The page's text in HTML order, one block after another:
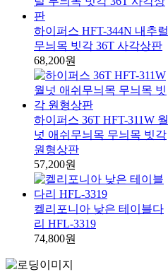
하이퍼스 HFT-344N 내추럴
무늬목 빗각 36T 사각상판
68,200원
하이퍼스 36T HFT-311W 월
넛 애쉬무늬목 무늬목 빗각
원형상판
57,200원
켈리포니아 낮은 테이블다
리 HFL-3319
74,800원